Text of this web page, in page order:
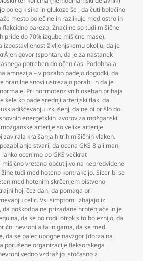
poleg kisika in glukoze še ,da čuti bolečino
mesto bolečine in razlikuje med ostro in
flakcidno parezo. Značilne so tudi mišične
pride do 70% izgube mišične mase).
izpostavljenost življenjskemu okolju,da je
govor (spontan,da je za nastanek
potreben določen čas. Podobna a
amnezija – v pozabo padejo dogodki,da
hranilne snovi ustrezajo porabi in da je
Pri normotenzivnih osebah prihaja
šele ko pade srednji arterijski tlak,da
izkušenj,da ne bi prišlo do
energetskih izvorov za možganski
arterije so velike arterije
zavirala krajšanja hitrih mišičnih vlaken.
stvari,da ocena GKS 8 ali manj
ocenimo po GKS večkrat
mišično vreteno občutljivo na nepredvidene
tudi med hoteno kontrakcijo. Sicer bi se
med hotenim skrčenjem bistveno
hoji čez dan,da pomaga pri
celic. Vsi simptomi izhajajo iz
,da poškodba ne prizadane hrbtenjače in je
,da se bo rodil otrok s to boleznijo,da
nevroni alfa in gama,da se med
,da se palec upogne navzgor (dorzalna
porušene organizacije fleksorskega
vedno vzdražijo istočasno z